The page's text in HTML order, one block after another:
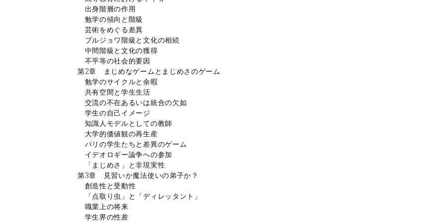
出身階層の作用
勉学の傾向と階級
芸術をめぐる差異
ブルジョワ階級と文化の相続
中間階級と文化の獲得
不平等の社会的要因
第2章 まじめなゲームとまじめさのゲーム
勉学のサイクルと余暇
共有空間と学生生活
交流の不在あるいは統合の欠如
学生の自己イメージ
知識人モデルとしての教師
大学的価値観の再生産
パリの学生たちと差異のゲーム
イデオロギー論争への参加
「まじめさ」と非現実性
第3章 見習いか魔法使いの弟子か？
創造性と受動性
「点取り虫」と「ディレッタント」
職業上の将来
学生界の性差